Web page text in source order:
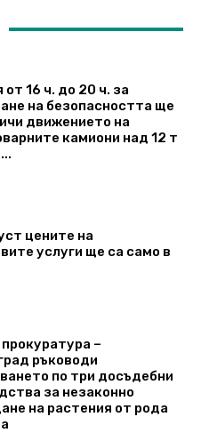
от 16 ч. до 20 ч. за
на безопасността ще
движението на
камиони над 12 т
цените на
услуги ще са само в
–
ръководи
по три досъдебни
за незаконно
на растения от рода